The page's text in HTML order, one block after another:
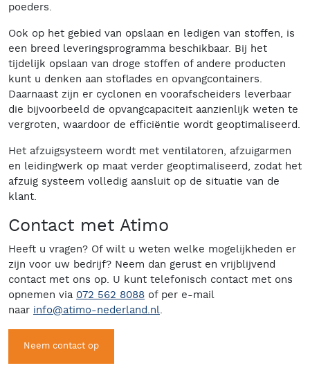
poeders.
Ook op het gebied van opslaan en ledigen van stoffen, is
een breed leveringsprogramma beschikbaar. Bij het
tijdelijk opslaan van droge stoffen of andere producten
kunt u denken aan stoflades en opvangcontainers.
Daarnaast zijn er cyclonen en voorafscheiders leverbaar
die bijvoorbeeld de opvangcapaciteit aanzienlijk weten te
vergroten, waardoor de efficiëntie wordt geoptimaliseerd.
Het afzuigsysteem wordt met ventilatoren, afzuigarmen
en leidingwerk op maat verder geoptimaliseerd, zodat het
afzuig systeem volledig aansluit op de situatie van de
klant.
Contact met Atimo
Heeft u vragen? Of wilt u weten welke mogelijkheden er
zijn voor uw bedrijf? Neem dan gerust en vrijblijvend
contact met ons op. U kunt telefonisch contact met ons
opnemen via 072 562 8088 of per e-mail
naar info@atimo-nederland.nl.
Neem contact op